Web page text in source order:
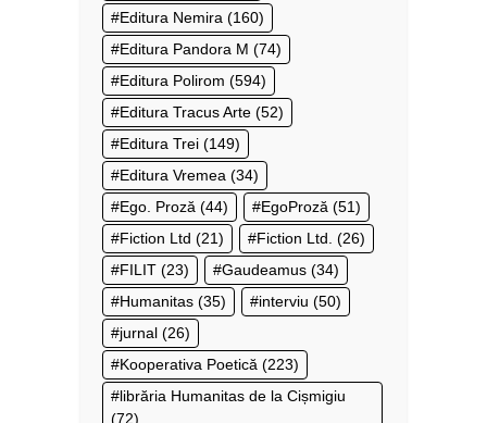
Editura Nemira (160)
Editura Pandora M (74)
Editura Polirom (594)
Editura Tracus Arte (52)
Editura Trei (149)
Editura Vremea (34)
Ego. Proză (44) EgoProză (51)
Fiction Ltd (21) Fiction Ltd. (26)
FILIT (23) Gaudeamus (34)
Humanitas (35) interviu (50)
jurnal (26)
Kooperativa Poetică (223)
librăria Humanitas de la Cișmigiu
(72)